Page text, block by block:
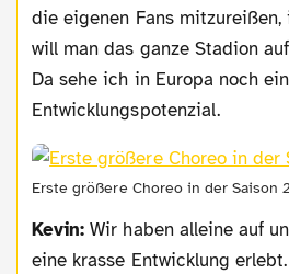
die eigenen Fans mitzureißen,
will man das ganze Stadion
Da sehe ich in Europa noch
Entwicklungspotenzial.
Erste größere Choreo in der Saison
Kevin:Wir haben alleine auf
eine krasse Entwicklung